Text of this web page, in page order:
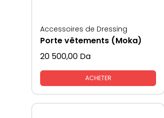
Accessoires de Dressing
Porte vêtements (Moka)
20 500,00 Da
ACHETER